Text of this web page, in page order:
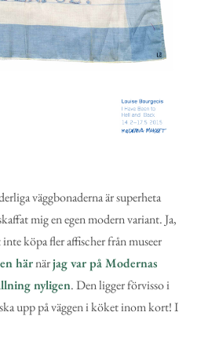
väggbonaderna är superheta
mig en egen modern variant. Ja,
köpa fler affischer från museer
härnärjag var på Modernas
nyligen. Den ligger förvisso i
upp på väggen i köket inom kort! I